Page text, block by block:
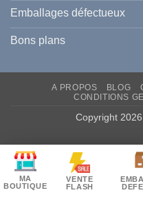
Emballages défectueux
Bons plans
A PROPOS BLOG
CONDITIONS
Copyright
MA
BOUTIQUE
VENTE
FLASH